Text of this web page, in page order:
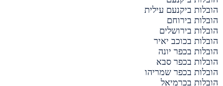
הובלות ביקנעם עילית
הובלות בירוחם
הובלות בירושלים
הובלות בכוכב יאיר
הובלות בכפר יונה
הובלות בכפר סבא
הובלות בכפר שמריהו
הובלות בכרמיאל